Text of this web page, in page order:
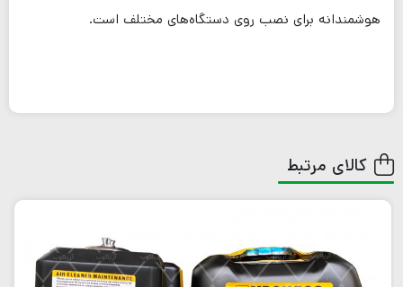
هوشمندانه برای نصب روی دستگاه‌های مختلف است.
کالای مرتبط